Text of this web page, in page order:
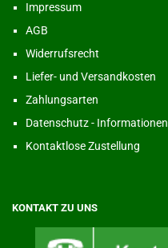
Impressum
AGB
Widerrufsrecht
Liefer- und Versandkosten
Zahlungsarten
Datenschutz - Informationen
Kontaktlose Zustellung
KONTAKT ZU UNS